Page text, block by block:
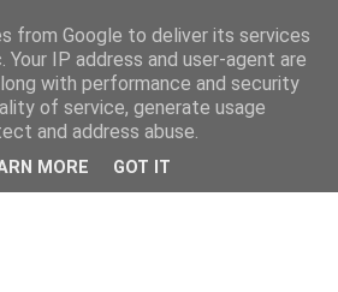
from Google to deliver its services
IP address and user-agent are
with performance and security
of service, generate usage
and address abuse.
MORE GOT IT